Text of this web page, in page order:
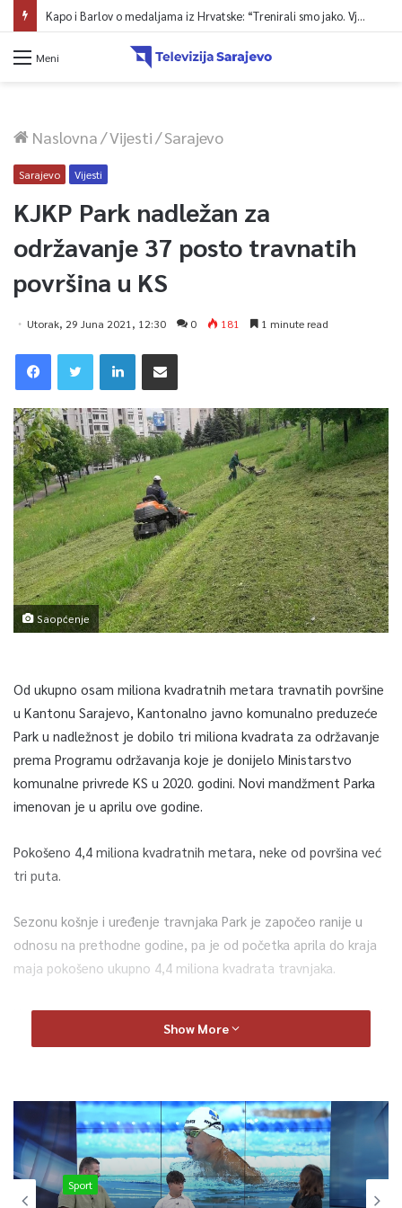
Kapo i Barlov o medaljama iz Hrvatske: “Trenirali smo jako. Vjerovali smo”
Meni
Naslovna/Vijesti/Sarajevo
Sarajevo Vijesti
KJKP Park nadležan za
održavanje 37 posto travnatih
površina u KS
Utorak, 29 Juna 2021, 12:30 0 181 1 minute read
Saopćenje
Od ukupno osam miliona kvadratnih metara travnatih površine
u Kantonu Sarajevo, Kantonalno javno komunalno preduzeće
Park u nadležnost je dobilo tri miliona kvadrata za održavanje
prema Programu održavanja koje je donijelo Ministarstvo
komunalne privrede KS u 2020. godini. Novi mandžment Parka
imenovan je u aprilu ove godine.
Pokošeno 4,4 miliona kvadratnih metara, neke od površina već
tri puta.
Sezonu košnje i uređenje travnjaka Park je započeo ranije u
odnosu na prethodne godine, pa je od početka aprila do kraja
maja pokošeno ukupno 4,4 miliona kvadrata travnjaka.
Uzimajući u obzir mjesec juni, za koji će izvještaj naknadno biti
pripremljen, uređeno je dodatnih tri miliona kvadrata, jer je u
Paralelno s tim, finalizirana je i velika vanredna akcija čišćenja
površina u KS. Površine u nadležnosti KJKP Park ‘I kategorija’
košene su već tri puta u ovoj sezoni, površine ‘II kategorija’
dvaput, a ‘III kategorija’ jednom.
Show More
Sport